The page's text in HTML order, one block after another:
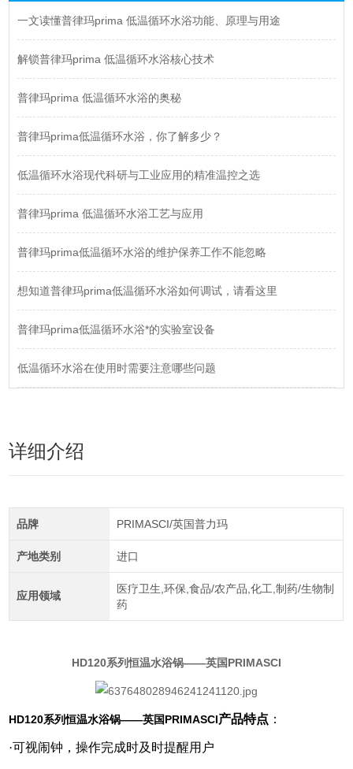
一文读懂普律玛prima 低温循环水浴功能、原理与用途
解锁普律玛prima 低温循环水浴核心技术
普律玛prima 低温循环水浴的奥秘
普律玛prima低温循环水浴，你了解多少？
低温循环水浴现代科研与工业应用的精准温控之选
普律玛prima 低温循环水浴工艺与应用
普律玛prima低温循环水浴的维护保养工作不能忽略
想知道普律玛prima低温循环水浴如何调试，请看这里
普律玛prima低温循环水浴*的实验室设备
低温循环水浴在使用时需要注意哪些问题
详细介绍
品牌 PRIMASCI/英国普力玛
产地类别 进口
应用领域
医疗卫生,环保,食品/农产品,化工,制药/生物制
药
HD120系列恒温水浴锅——英国PRIMASCI
HD120系列恒温水浴锅——英国PRIMASCI产品特点 ：
·可视闹钟，操作完成时及时提醒用户